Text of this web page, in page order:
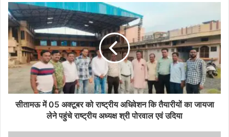
सीतामऊ में 05 अक्टूबर को राष्ट्रीय अधिवेशन कि तैयारीयों का जायजा
लेने पहुंचे राष्ट्रीय अध्यक्ष श्री पोरवाल एवं उदिया